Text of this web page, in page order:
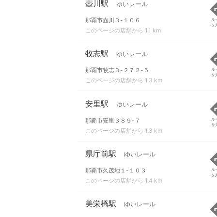
壺川駅 ゆいレール
那覇市壺川３-１０６
このページの店舗から 1.1 km
ル
を
牧志駅 ゆいレール
那覇市牧志３-２７２-５
このページの店舗から 1.3 km
ル
を
安里駅 ゆいレール
那覇市安里３８９-７
このページの店舗から 1.3 km
ル
を
県庁前駅 ゆいレール
那覇市久茂地１-１０３
このページの店舗から 1.4 km
ル
を
美栄橋駅 ゆいレール